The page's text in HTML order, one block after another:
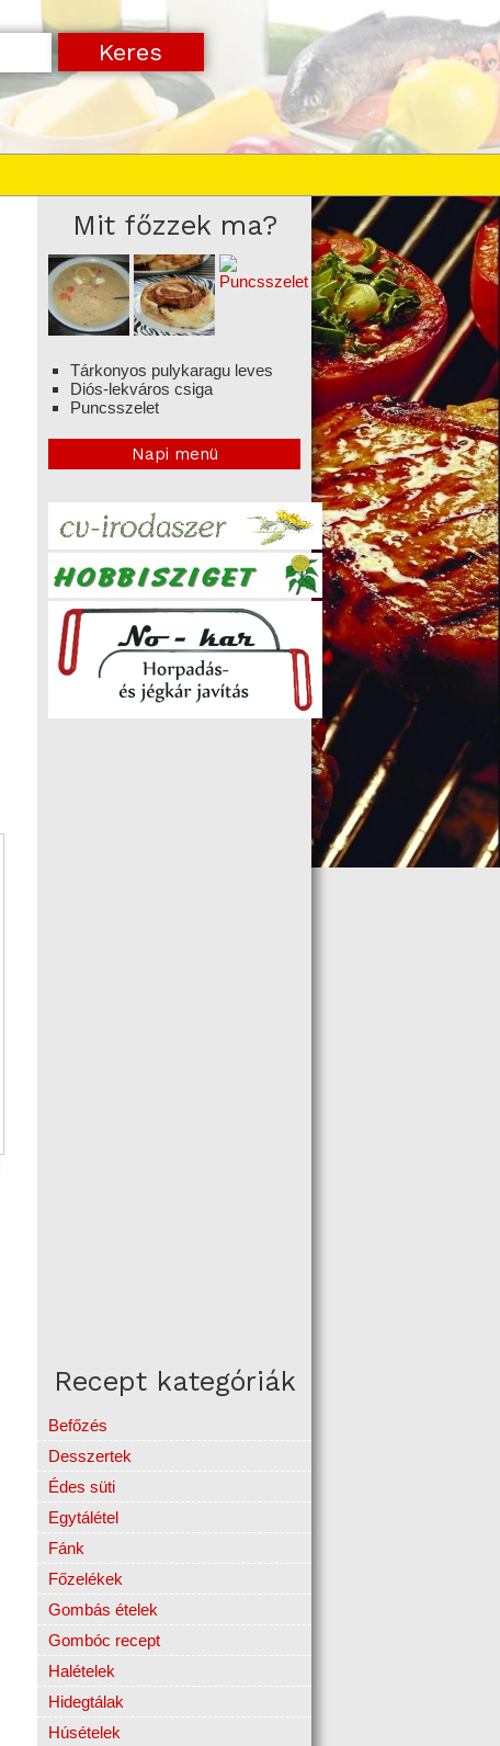
Mit főzzek ma?
Tárkonyos pulykaragu leves
Diós-lekváros csiga
Puncsszelet
Napi menü
Recept kategóriák
Befőzés
Desszertek
Édes süti
Egytálétel
Fánk
Főzelékek
Gombás ételek
Gombóc recept
Halételek
Hidegtálak
Húsételek